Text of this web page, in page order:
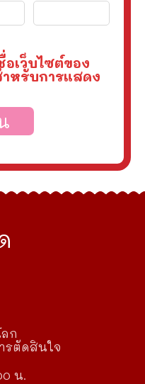
เว็บไซต์ของ
หรับการแสดง
ก
รตัดสินใจ
น.